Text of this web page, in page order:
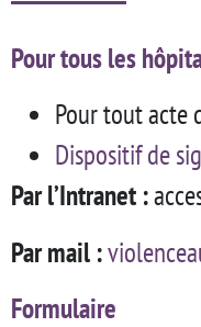
Pour tous les
Pour tout acte
Dispositif de
Par l’Intranet :
Par mail :
Formulaire